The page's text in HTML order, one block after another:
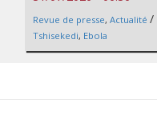
Revue de presse, Actualité /
Tshisekedi, Ebola